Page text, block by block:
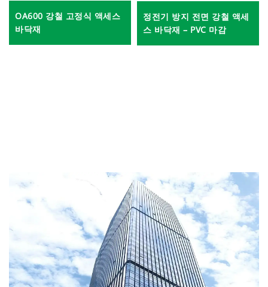
OA600 강철 고정식 액세스
바닥재
정전기 방지 전면 강철 액세
스 바닥재 – PVC 마감